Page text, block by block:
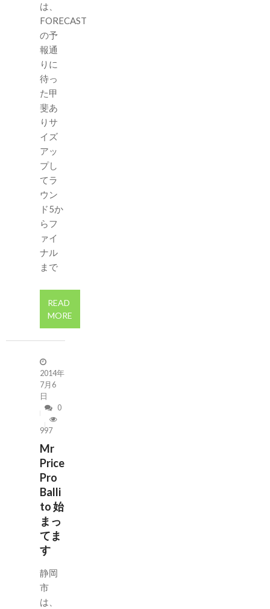
は、
FORECAST
の予
報通
りに
待っ
た甲
斐あ
りサ
イズ
アッ
プし
てラ
ウン
ド5か
らフ
ァイ
ナル
まで
READ
MORE
2014年
7月6
日
0
997
Mr
Price
Pro
Balli
to 始
まっ
てま
す
静岡
市
は、